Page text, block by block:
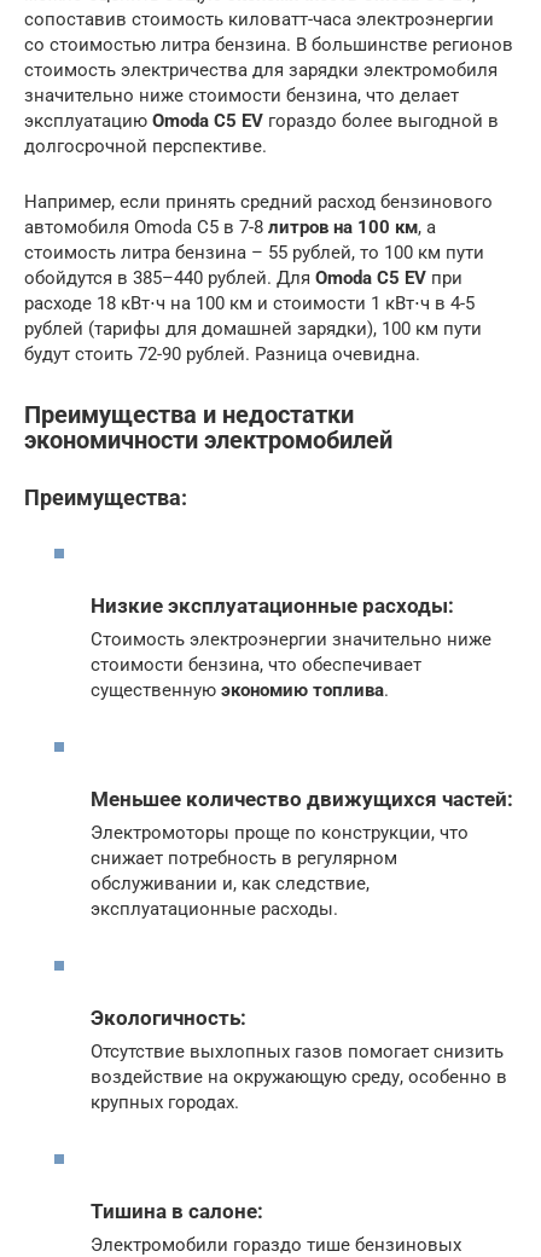
сопоставив стоимость киловатт-часа электроэнергии
со стоимостью литра бензина. В большинстве регионов
стоимость электричества для зарядки электромобиля
значительно ниже стоимости бензина, что делает
эксплуатацию Omoda C5 EV гораздо более выгодной в
долгосрочной перспективе.
Например, если принять средний расход бензинового
автомобиля Omoda C5 в 7-8 литров на 100 км, а
стоимость литра бензина – 55 рублей, то 100 км пути
обойдутся в 385–440 рублей. Для Omoda C5 EV при
расходе 18 кВт⋅ч на 100 км и стоимости 1 кВт⋅ч в 4-5
рублей (тарифы для домашней зарядки), 100 км пути
будут стоить 72-90 рублей. Разница очевидна.
Преимущества и недостатки
экономичности электромобилей
Преимущества:
Низкие эксплуатационные расходы:
Стоимость электроэнергии значительно ниже
стоимости бензина, что обеспечивает
существенную экономию топлива.
Меньшее количество движущихся частей:
Электромоторы проще по конструкции, что
снижает потребность в регулярном
обслуживании и, как следствие,
эксплуатационные расходы.
Экологичность:
Отсутствие выхлопных газов помогает снизить
воздействие на окружающую среду, особенно в
крупных городах.
Тишина в салоне:
Электромобили гораздо тише бензиновых